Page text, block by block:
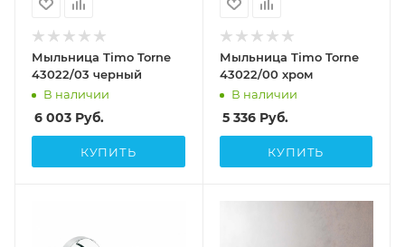
Мыльница Timo Torne
43022/03 черный
В наличии
6 003 Руб.
КУПИТЬ
Мыльница Timo Torne
43022/00 хром
В наличии
5 336Руб.
КУПИТЬ